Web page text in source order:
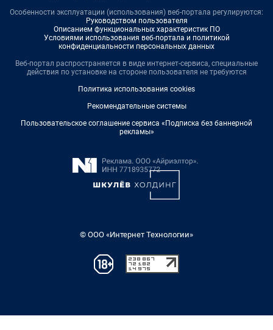
Особенности эксплуатации (использования) веб-портала регулируются:
Руководством пользователя
Описанием функциональных характеристик ПО
Условиями использования веб-портала и политикой
конфиденциальности персональных данных
Веб-портал распространяется в виде интернет-сервиса, специальные
действия по установке на стороне пользователя не требуются
Политика использования cookies
Рекомендательные системы
Пользовательское соглашение сервиса «Подписка без баннерной
рекламы»
© ООО «Интернет Технологии»